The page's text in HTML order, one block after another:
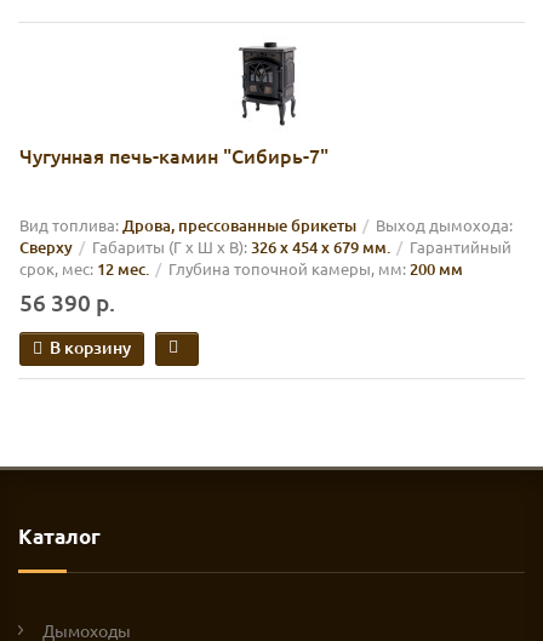
Чугунная печь-камин "Сибирь-7"
Вид топлива:Дрова, прессованные брикеты Выход дымохода:
Cверху Габариты (Г х Ш х В):326 х 454 х 679 мм.
Гарантийный
срок, мес: 12 мес. Глубина топочной камеры, мм:200 мм
56 390 р.
В корзину
Каталог
Дымоходы